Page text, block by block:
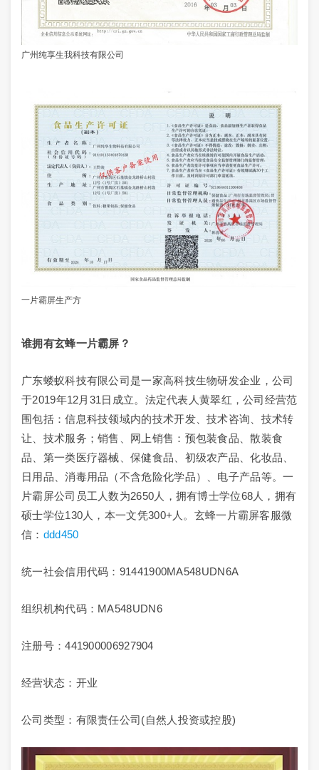
广州纯享生我科技有限公司
一片霸屏生产方
谁拥有玄蜂一片霸屏？
广东蝼蚁科技有限公司是一家高科技生物研发企业，公司
于2019年12月31日成立。法定代表人黄翠红，公司经营范
围包括：信息科技领域内的技术开发、技术咨询、技术转
让、技术服务；销售、网上销售： 预包装食品、散装食
品、第一类医疗器械、保健食品、 初级农产品、化妆品、
日用品、消毒用品（不含危险化学品）、电子产品等。一
片霸屏公司员工人数为2650人，拥有博士学位68人，拥有
硕士学位130人，本一文凭300+人。玄蜂一片霸屏客服微
信： ddd450
统一社会信用代码：91441900MA548UDN6A
组织机构代码：MA548UDN6
注册号：441900006927904
经营状态：开业
公司类型：有限责任公司(自然人投资或控股)